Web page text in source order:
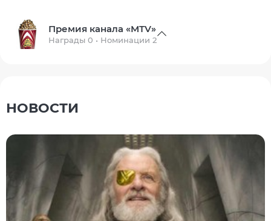
Премия канала «MTV»
Награды 0 • Номинации 2
НОВОСТИ